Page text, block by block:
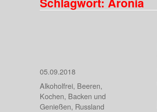
Veröffentlicht
am
05.09.2018
Kategorien
Alkoholfrei, Beeren,
Kochen, Backen und
Genießen, Russland